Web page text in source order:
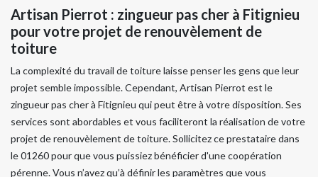
Artisan Pierrot : zingueur pas cher à Fitignieu
pour votre projet de renouvèlement de
toiture
La complexité du travail de toiture laisse penser les gens que leur
projet semble impossible. Cependant, Artisan Pierrot est le
zingueur pas cher à Fitignieu qui peut être à votre disposition. Ses
services sont abordables et vous faciliteront la réalisation de votre
projet de renouvèlement de toiture. Sollicitez ce prestataire dans
le 01260 pour que vous puissiez bénéficier d'une coopération
pérenne. Vous n’avez qu’à définir les paramètres que vous